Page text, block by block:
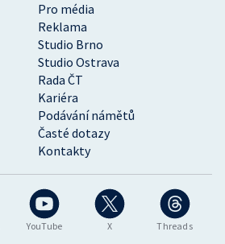
YouTube X Threads
Pro média
Reklama
Studio Brno
Studio Ostrava
Rada ČT
Kariéra
Podávání námětů
Časté dotazy
Kontakty